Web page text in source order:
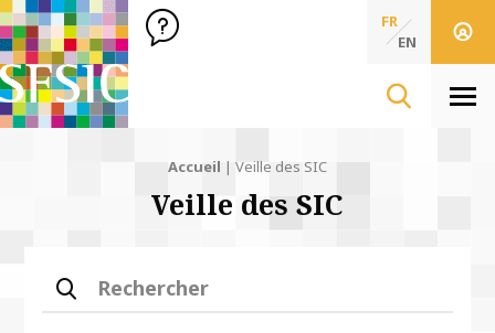
SFSIC Société Française des Sciences de l'Information & de
Société Française des Sciences
de l'Information
FR
EN
Accueil | Veille des SIC
Veille des SIC
Rechercher